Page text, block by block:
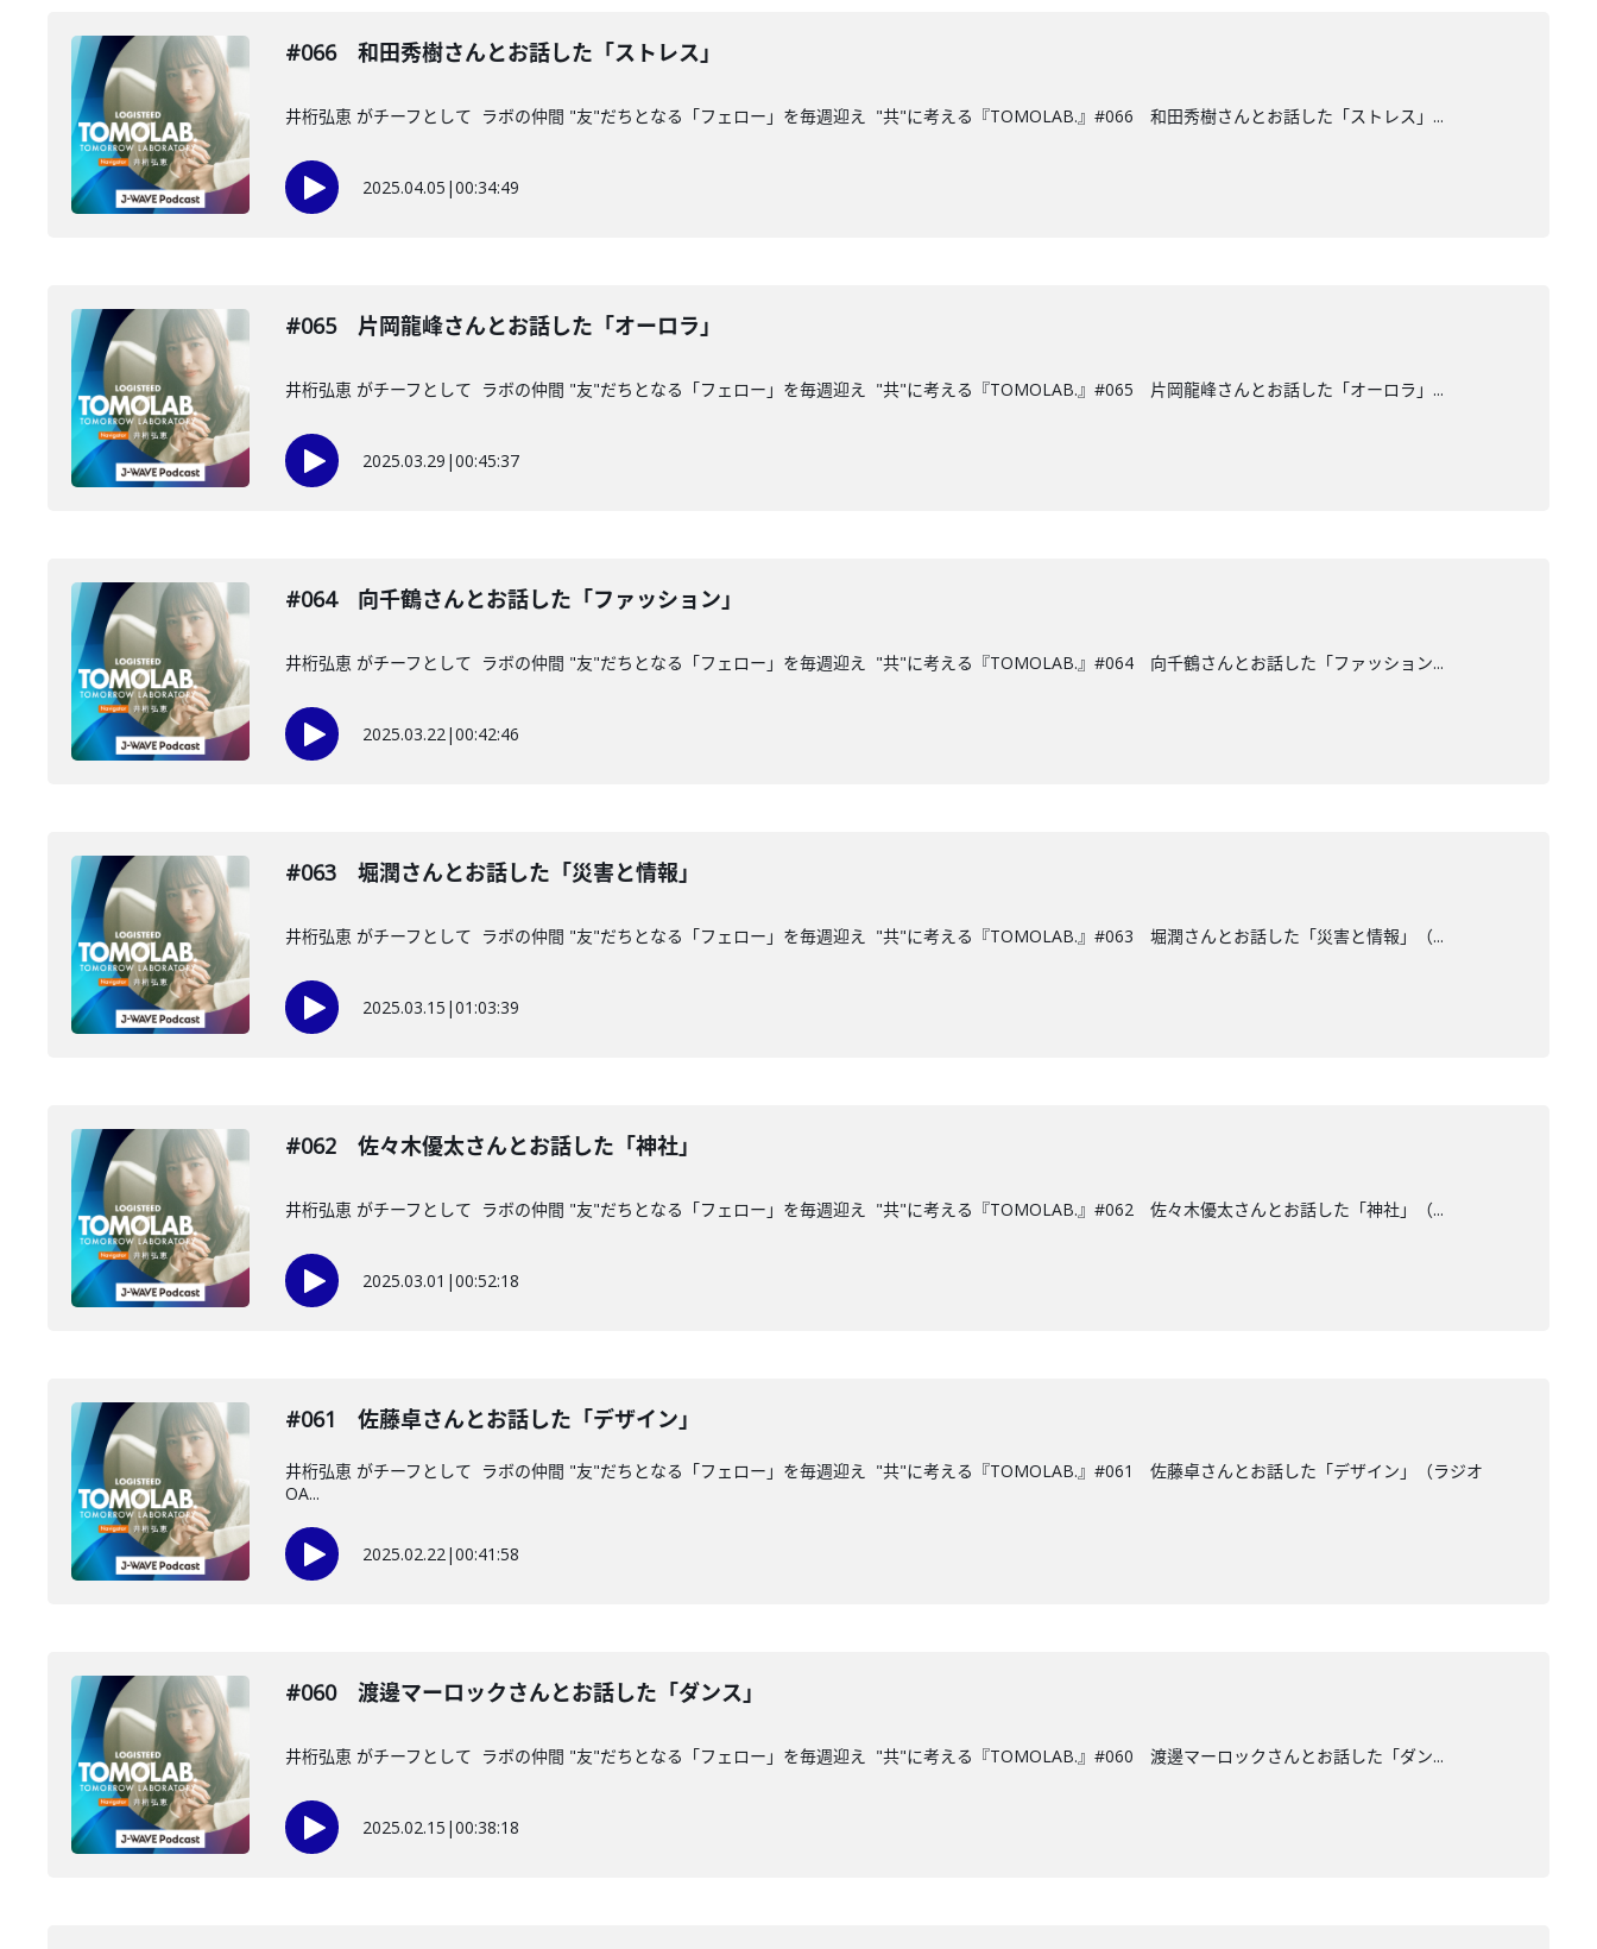
#066 和田秀樹さんとお話した「ストレス」
井桁弘恵 がチーフとして ラボの仲間 "友"だちとなる「フェロー」を毎週迎え "共"に考える『TOMOLAB.』#066 和田秀樹さんとお話した「ストレス」...
2025.04.05 |00:34:49
#065 片岡龍峰さんとお話した「オーロラ」
井桁弘恵 がチーフとして ラボの仲間 "友"だちとなる「フェロー」を毎週迎え "共"に考える『TOMOLAB.』#065 片岡龍峰さんとお話した「オーロラ」...
2025.03.29 |00:45:37
#064 向千鶴さんとお話した「ファッション」
井桁弘恵 がチーフとして ラボの仲間 "友"だちとなる「フェロー」を毎週迎え "共"に考える『TOMOLAB.』#064 向千鶴さんとお話した「ファッション...
2025.03.22|00:42:46
#063 堀潤さんとお話した「災害と情報」
井桁弘恵 がチーフとして ラボの仲間 "友"だちとなる「フェロー」を毎週迎え "共"に考える『TOMOLAB.』#063 堀潤さんとお話した「災害と情報」（...
2025.03.15 |01:03:39
#062 佐々木優太さんとお話した「神社」
井桁弘恵 がチーフとして ラボの仲間 "友"だちとなる「フェロー」を毎週迎え "共"に考える『TOMOLAB.』#062 佐々木優太さんとお話した「神社」（...
2025.03.01 |00:52:18
#061 佐藤卓さんとお話した「デザイン」
井桁弘恵 がチーフとして ラボの仲間 "友"だちとなる「フェロー」を毎週迎え "共"に考える『TOMOLAB.』#061 佐藤卓さんとお話した「デザイン」（ラジオ
OA...
2025.02.22|00:41:58
#060 渡邊マーロックさんとお話した「ダンス」
井桁弘恵 がチーフとして ラボの仲間 "友"だちとなる「フェロー」を毎週迎え "共"に考える『TOMOLAB.』#060 渡邊マーロックさんとお話した「ダン...
2025.02.15 |00:38:18